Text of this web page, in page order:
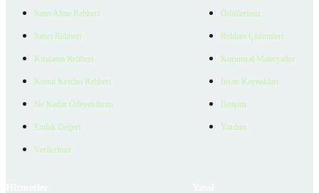
Satın Alma Rehberi
Satıcı Rehberi
Kiralama Rehberi
Konut Kredisi Rehberi
Ne Kadar Ödeyebilirim
Emlak Değeri
Verilerimiz
Ödüllerimiz
Reklam Çözümleri
Kurumsal Materyaller
İnsan Kaynakları
İletişim
Yardım